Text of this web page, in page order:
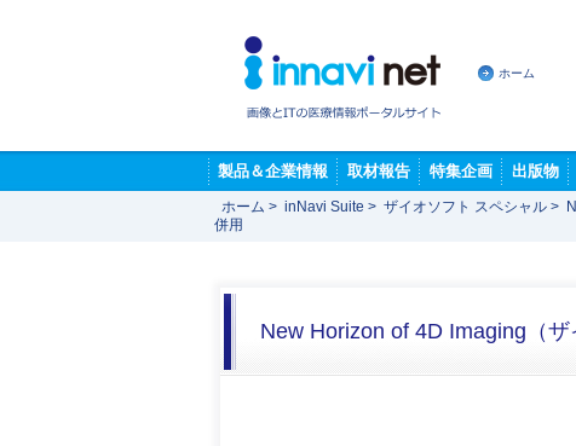
ホーム
製品＆企業情報 取材報告 特集企画 出版物
ホーム > inNavi Suite > ザイオソフト スペシャル >
併用
New Horizon of 4D Imaging（ザ